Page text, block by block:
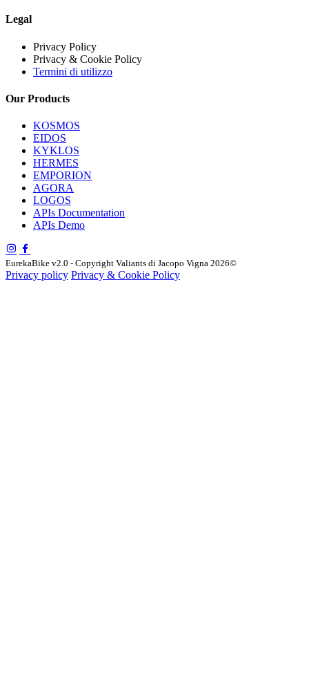
Legal
Privacy Policy
Privacy & Cookie Policy
Termini di utilizzo
Our Products
KOSMOS
EIDOS
KYKLOS
HERMES
EMPORION
AGORA
LOGOS
APIs Documentation
APIs Demo
EurekaBike v2.0 - Copyright Valiants di Jacopo Vigna 2026©
Privacy policy Privacy & Cookie Policy